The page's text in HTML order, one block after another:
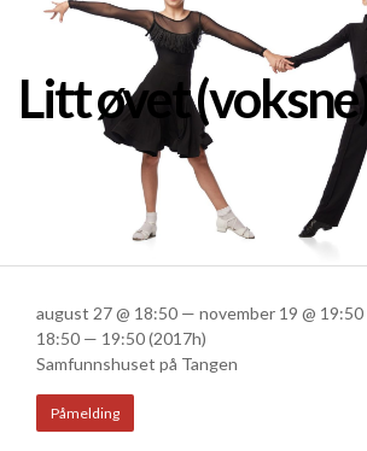
Litt øvet
august 27 @ 18:50 — november 19 @ 19:50
18:50 — 19:50(2017h)
Samfunnshuset på Tangen
Påmelding